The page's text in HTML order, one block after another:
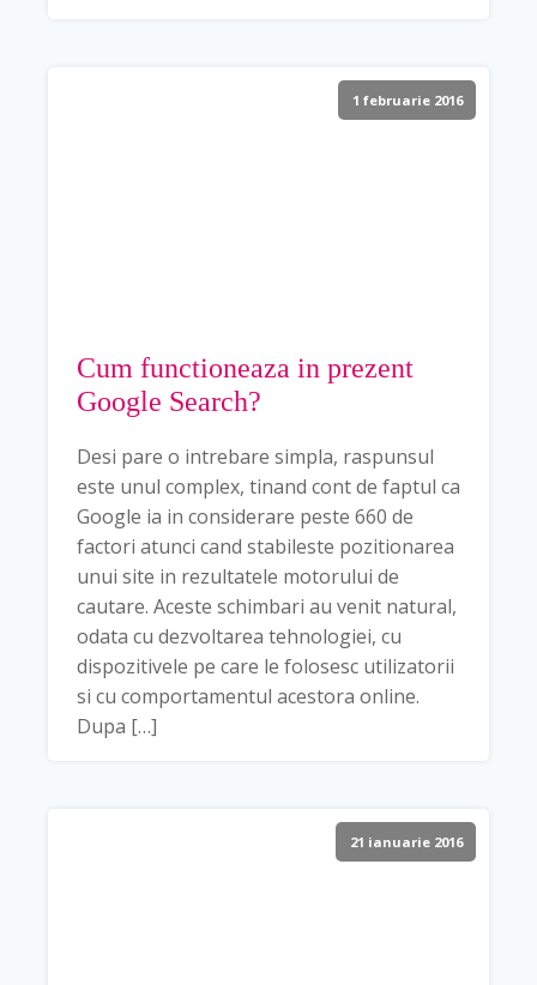
1 februarie 2016
Cum functioneaza in prezent
Google Search?
Desi pare o intrebare simpla, raspunsul
este unul complex, tinand cont de faptul ca
Google ia in considerare peste 660 de
factori atunci cand stabileste pozitionarea
unui site in rezultatele motorului de
cautare. Aceste schimbari au venit natural,
odata cu dezvoltarea tehnologiei, cu
dispozitivele pe care le folosesc utilizatorii
si cu comportamentul acestora online.
Dupa […]
21 ianuarie 2016